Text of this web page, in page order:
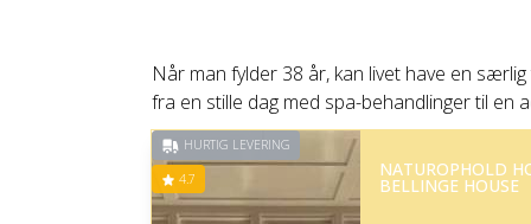
Når man fylder 38 år, kan livet have en
fra en stille dag med spa-behandlinger til en
HURTIG LEVERING
4.7 NATUROPHOLD
BELLINGE HOUSE